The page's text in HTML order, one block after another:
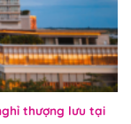
thượng lưu tại